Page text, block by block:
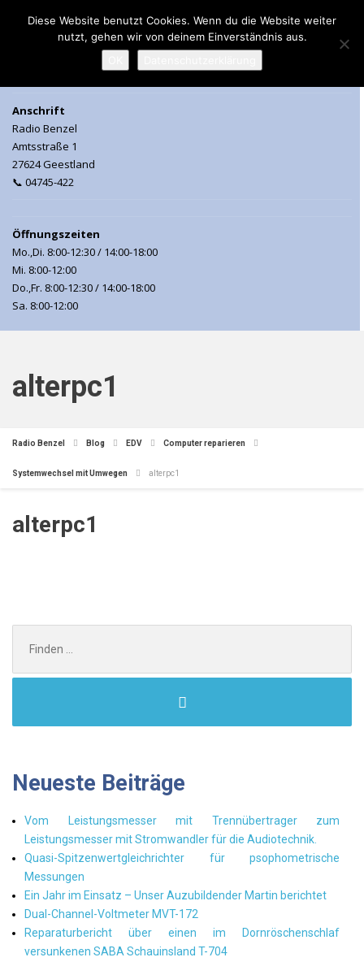
MENU
Anschrift
Radio Benzel
Amtsstraße 1
27624 Geestland
📞 04745-422
Öffnungszeiten
Mo.,Di. 8:00-12:30 / 14:00-18:00
Mi. 8:00-12:00
Do.,Fr. 8:00-12:30 / 14:00-18:00
Sa. 8:00-12:00
alterpc1
Radio Benzel Blog EDV Computer reparieren
Systemwechsel mit Umwegen alterpc1
alterpc1
for:
Neueste Beiträge
Vom Leistungsmesser mit Trennübertrager zum
Leistungsmesser mit Stromwandler für die Audiotechnik.
Quasi-Spitzenwertgleichrichter für psophometrische
Messungen
Ein Jahr im Einsatz – Unser Auzubildender Martin berichtet
Dual-Channel-Voltmeter MVT-172
Reparaturbericht über einen im Dornröschenschlaf
versunkenen SABA Schauinsland T-704
Diese Website benutzt Cookies. Wenn du die Website weiter
nutzt, gehen wir von deinem Einverständnis aus.